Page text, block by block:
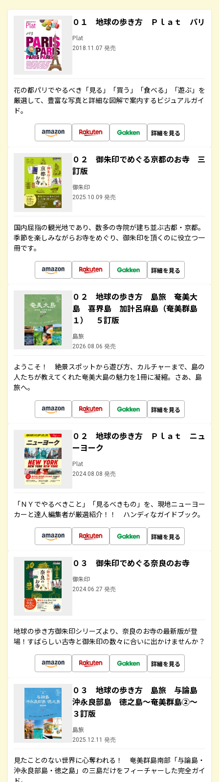
０１ 地球の歩き方 Ｐｌａｔ パリ
Plat
2018.11.07 発売
花の都パリでやるべき「見る」「買う」「食べる」「遊ぶ」を
厳選して、豊富な写真と詳細な図解で案内するビジュアルガイ
ド。
詳細を見る
０２ 御朱印でめぐる京都のお寺 三
訂版
御朱印
2025.10.09 発売
国内屈指の観光地であり、数多の寺院が建ち並ぶ古都・京都。
季節を楽しみながらお寺をめぐり、御朱印を頂くのに役立つ一
冊です。
詳細を見る
０２ 地球の歩き方 島旅 奄美大
島 喜界島 加計呂麻島（奄美群島
１） ５訂版
島旅
2026.08.06 発売
ようこそ！ 絶景スポットから遊び方、カルチャーまで、島の
人たちが教えてくれた奄美大島の魅力を1冊に凝縮。さあ、島
旅へ。
詳細を見る
０２ 地球の歩き方 Ｐｌａｔ ニュ
ーヨーク
Plat
2024.08.08 発売
「ＮＹでやるべきこと」「見るべきもの」を、現地ニューヨー
カーと達人編集者が厳選紹介！！ ハンディなガイドブック。
詳細を見る
０３ 御朱印でめぐる奈良のお寺
御朱印
2024.06.27 発売
地球の歩き方御朱印シリーズより、奈良のお寺の最新版が登
場！すばらしい古寺と御朱印の数々に合いに出かけませんか？
詳細を見る
０３ 地球の歩き方 島旅 与論島
沖永良部島 徳之島～奄美群島②～
３訂版
島旅
2025.12.11 発売
見たことのない世界に心奪われる！ 奄美群島南部「与論島・
沖永良部島・徳之島」の三島だけをフィーチャーした完全ガイ